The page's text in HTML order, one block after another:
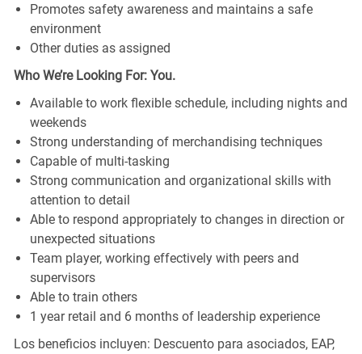
Promotes safety awareness and maintains a safe
environment
Other duties as assigned
Who We’re Looking For: You.
Available to work flexible schedule, including nights and
weekends
Strong understanding of merchandising techniques
Capable of multi-tasking
Strong communication and organizational skills with
attention to detail
Able to respond appropriately to changes in direction or
unexpected situations
Team player, working effectively with peers and
supervisors
Able to train others
1 year retail and 6 months of leadership experience
Los beneficios incluyen: Descuento para asociados, EAP,